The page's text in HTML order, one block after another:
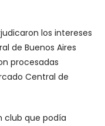
los intereses
de Buenos Aires
procesadas
Central de
club que podía